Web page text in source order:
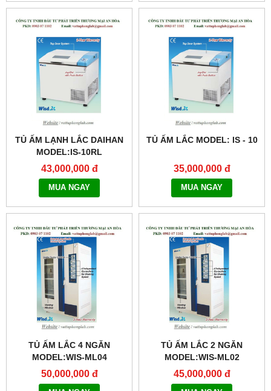
TỦ ẤM LẠNH LẮC DAIHAN
MODEL:IS-10RL
43,000,000 đ
MUA NGAY
TỦ ẤM LẮC MODEL: IS - 10
35,000,000 đ
MUA NGAY
TỦ ẤM LẮC 4 NGĂN
MODEL:WIS-ML04
50,000,000 đ
TỦ ẤM LẮC 2 NGĂN
MODEL:WIS-ML02
45,000,000 đ